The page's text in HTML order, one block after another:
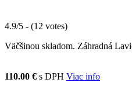
4.9/5 - (12 votes)
Väčšinou skladom. Záhradná
110.00 € s DPH Viac info